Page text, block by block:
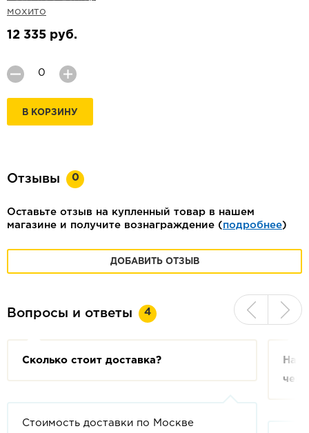
мохито
12 335 руб.
В КОРЗИНУ
Отзывы 0
Оставьте отзыв на купленный товар в нашем
магазине и получите вознаграждение (подробнее)
ДОБАВИТЬ ОТЗЫВ
Вопросы и ответы 4
Сколько стоит доставка?
Стоимость доставки по Москве
На
чем